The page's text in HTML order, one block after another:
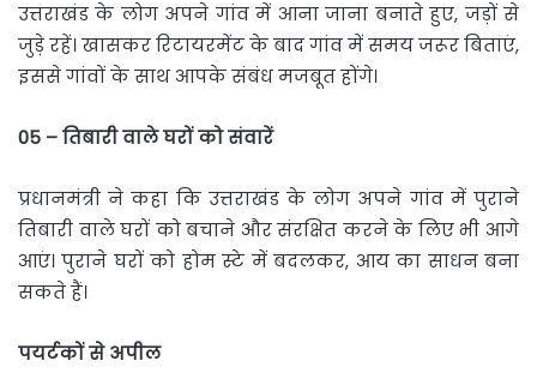
उत्तराखंड के लोग अपने गांव में आना जाना बनाते हुए, जड़ों से
जुड़े रहें। खासकर रिटायरमेंट के बाद गांव में समय जरूर बिताएं,
इससे गांवों के साथ आपके संबंध मजबूत होंगे।
05 –तिबारीवालेघरोंकोसंवारें
प्रधानमंत्री ने कहा कि उत्तराखंड के लोग अपने गांव में पुराने
तिबारी वाले घरों को बचाने और संरक्षित करने के लिए भी आगे
आएं। पुराने घरों को होम स्टे में बदलकर, आय का साधन बना
सकते हैं।
पयर्टकोंसे अपील